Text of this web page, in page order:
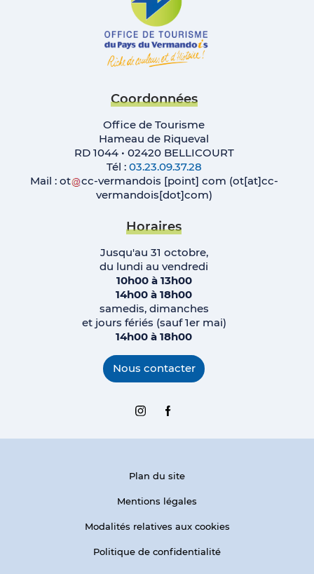
Coordonnées
Office de Tourisme
Hameau de Riqueval
RD 1044 • 02420 BELLICOURT
Tél : 03.23.09.37.28
Mail : ot cc-vermandois [point] com (ot[at]cc-
vermandois[dot]com)
Horaires
Jusqu'au 31 octobre,
du lundi au vendredi
10h00 à 13h00
14h00 à 18h00
samedis, dimanches
et jours fériés (sauf 1er mai)
14h00 à 18h00
Nous contacter
InstagramFacebook
Plan du site
Mentions légales
Modalités relatives aux cookies
Politique de confidentialité